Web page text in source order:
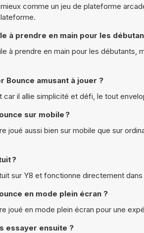
comme un jeu de plateforme
à prendre en main pour les
à prendre en main pour les
Bounce amusant à jouer ?
car il allie simplicité et défi, le tout
sur mobile ?
joué aussi bien sur mobile que sur
?
sur Y8 et fonctionne directement
en mode plein écran ?
joué en mode plein écran pour une
essayer ensuite ?